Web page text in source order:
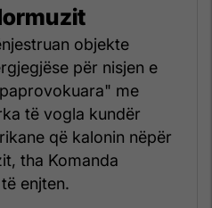
objekte
për nisjen e
me
të vogla kundër
që kalonin nëpër
tha Komanda
enjten.